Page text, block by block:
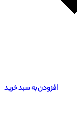
افزودن به سبد خرید